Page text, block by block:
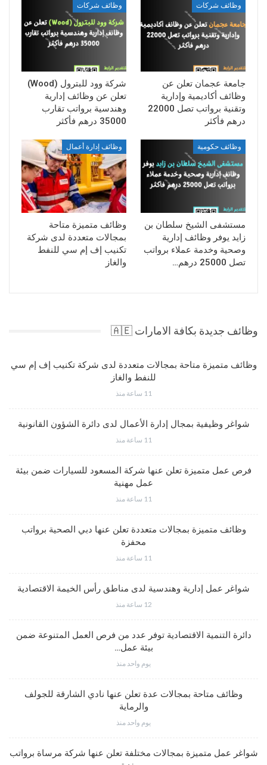
وظائف شركات
جامعة عجمان تعلن عن
وظائف أكاديمية وإدارية
وتقنية برواتب تصل 22000
درهم فأكثر
وظائف شركات
شركة وود للبترول (Wood)
تعلن عن وظائف إدارية
وهندسية برواتب تقارب
35000 درهم فأكثر
وظائف حكومية
مستشفى الشيخ سلطان بن
زايد يوفر وظائف إدارية
وصحية وخدمة عملاء برواتب
تصل 25000 درهم…
وظائف إدارة أعمال
وظائف متميزة متاحة
بمجالات متعددة لدى شركة
تكنيب إف إم سي للنفط
والغاز
وظائف جديدة بكافة الامارات 🇦🇪
وظائف متميزة متاحة بمجالات متعددة لدى شركة تكنيب إف إم سي
للنفط والغاز
11 ساعة منذ
شواغر وظيفية بمجال إدارة الأعمال لدى دائرة الشؤون القانونية
11 ساعة منذ
فرص عمل متميزة تعلن عنها شركة المسعود للسيارات ضمن بيئة
عمل مهنية
11 ساعة منذ
وظائف متميزة بمجالات متعددة تعلن عنها دبي الصحية برواتب
محفزة
11 ساعة منذ
شواغر عمل إدارية وهندسية لدى مناطق رأس الخيمة الاقتصادية
12 ساعة منذ
دائرة التنمية الاقتصادية توفر عدد من فرص العمل المتنوعة ضمن
بيئة عمل…
يوم واحد منذ
وظائف متاحة بمجالات عدة تعلن عنها نادي الشارقة للجولف
والرماية
يوم واحد منذ
شواغر عمل متميزة بمجالات مختلفة تعلن عنها شركة مرساة برواتب